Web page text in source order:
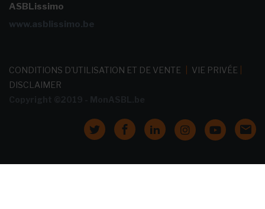
ASBLissimo
www.asblissimo.be
CONDITIONS D'UTILISATION ET DE VENTE VIE PRIVÉE
DISCLAIMER